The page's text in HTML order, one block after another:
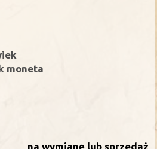
moneta
na wymianę lub sprzedaż